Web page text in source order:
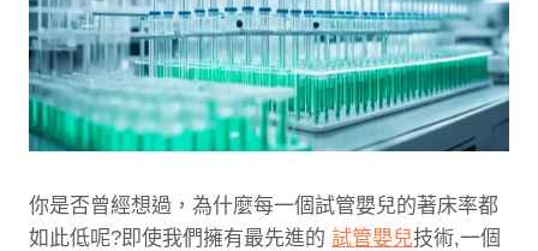
你是否曾經想過，為什麼每一個試管嬰兒的著床率都
如此低呢?即使我們擁有最先進的 試管嬰兒技術,一個